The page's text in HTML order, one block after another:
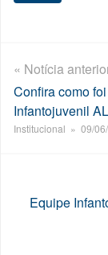
« Notícia
Confira como
Infantojuvenil
Institucional » 09/
Equipe